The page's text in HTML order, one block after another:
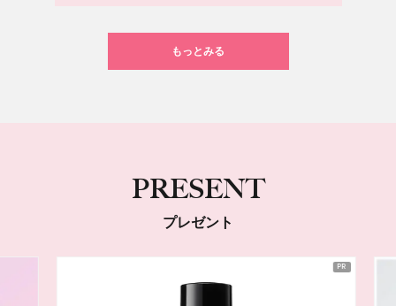
もっとみる
PRESENT
プレゼント